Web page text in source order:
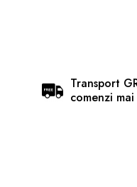
Transport
comenzi